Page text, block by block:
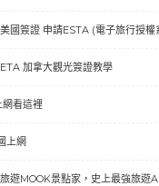
美國簽證 申請ESTA (電子旅行授
ETA 加拿大觀光簽證教學
網看這裡
上網
旅遊MOOK景點家，史上最強旅遊